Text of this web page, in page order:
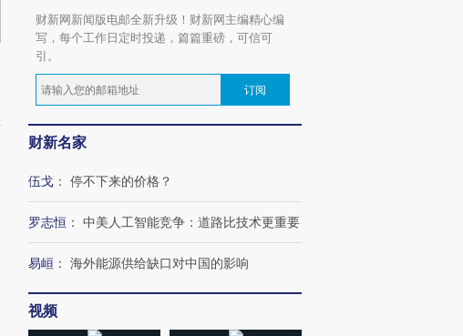
财新网新闻版电邮全新升级！财新网主编精心编
写，每个工作日定时投递，篇篇重磅，可信可
引。
订阅
财新名家
伍戈 ： 停不下来的价格？
罗志恒 ： 中美人工智能竞争：道路比技术更重要
易峘 ： 海外能源供给缺口对中国的影响
视频